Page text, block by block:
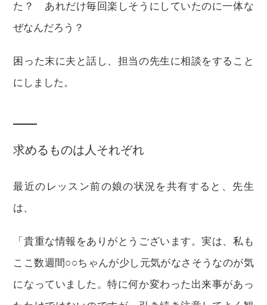
た？ あれだけ毎回楽しそうにしていたのに一体な
ぜなんだろう？
困った末に夫と話し、担当の先生に相談をすること
にしました。
求めるものは人それぞれ
最近のレッスン前の娘の状況を共有すると、先生
は、
「貴重な情報をありがとうございます。実は、私も
ここ数週間○○ちゃんが少し元気がなさそうなのが気
になっていました。特に何か変わった出来事があっ